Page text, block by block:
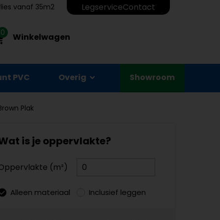
vanaf 35m2 LegserviceContact
0 Winkelwagen
PVC Overig Showroom
Plak
is je oppervlakte?
(m²)
Alleen materiaal Inclusief leggen